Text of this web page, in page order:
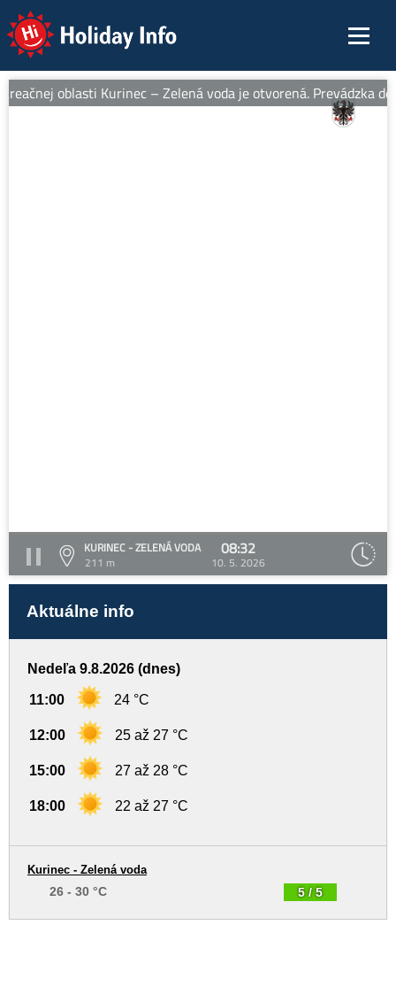
Holiday Info
oblasti Kurinec – Zelená voda je otvorená. Prevádzka
KURINEC - ZELENÁ VODA
211 m
08:32
10. 5. 2026
Aktuálne info
Nedeľa 9.8.2026 (dnes)
11:00 24 °C
12:00 25 až 27 °C
15:00 27 až 28 °C
18:00 22 až 27 °C
5 / 5
Kurinec - Zelená voda
26 - 30 °C